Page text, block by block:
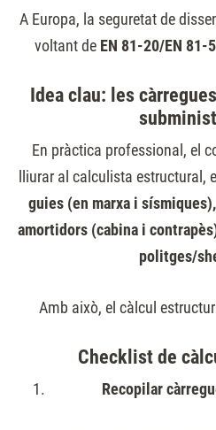
A Europa, la seguretat de
voltant de EN 81-20/EN 81-
Idea clau: les
En pràctica professional, el
lliurar al calculista estructural,
guies (en marxa i
amortidors (cabina i
politges/
Amb això, el càlcul
Checklist de
Recopilar